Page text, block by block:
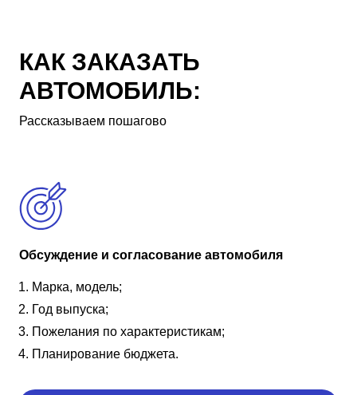
КАК ЗАКАЗАТЬ
АВТОМОБИЛЬ:
Рассказываем пошагово
Обсуждение и согласование автомобиля
Марка, модель;
Год выпуска;
Пожелания по характеристикам;
Планирование бюджета.